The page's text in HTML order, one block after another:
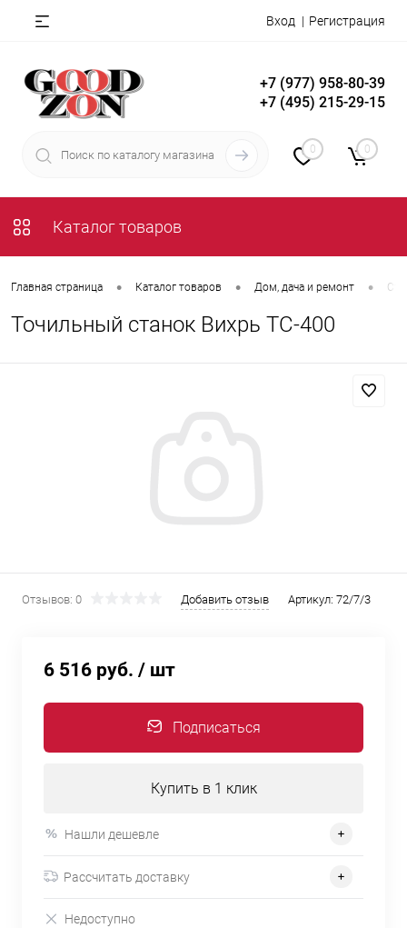
Вход Регистрация
+7 (977) 958-80-39
+7 (495) 215-29-15
0 0
Каталог товаров
Главная страница • Каталог товаров • Дом, дача и ремонт •
Точильный станок Вихрь ТС-400
Отзывов: 0 Добавить отзыв Артикул: 72/7/3
6 516 руб. / шт
Подписаться
Купить в 1 клик
Нашли дешевле
Рассчитать доставку
Недоступно